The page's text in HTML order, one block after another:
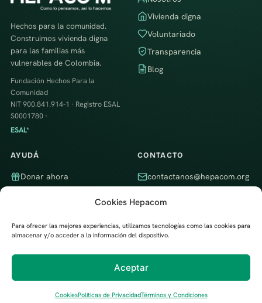
Cookies Hepacom
Para ofrecer las mejores experiencias, utilizamos tecnologías como las cookies para
almacenar y/o acceder a la información del dispositivo.
Aceptar
CookiesPolíticas de PrivacidadTérminos y Condiciones
Hechos para la comunidad.
Construimos vivienda digna
para las familias más
vulnerables de Colombia.
Fundación Hechos Para la
Comunidad
NIT 900.841.914-1 · Registro ESAL
S0001780 ·
ESAL*
Vivienda digna
Voluntariado
Transparencia
Blog
AYUDÁ
Donar ahora
CONTACTO
contactanos@hepacom.org
Trabajamos en todo el país
© 2026 Fundación Hechos Para la Comunidad (Hepacom) ·Política de
Privacidad·Cookies·Términos y Condiciones
Desarrollado porDigital Trendy 360